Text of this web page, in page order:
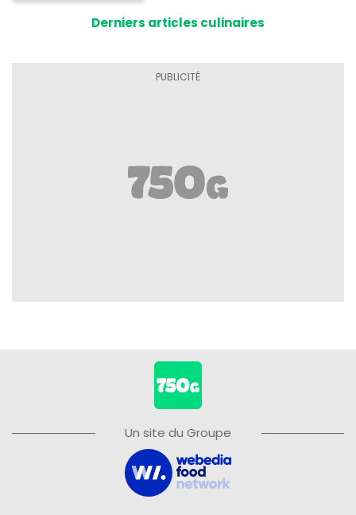
Derniers articles culinaires
Un site du Groupe